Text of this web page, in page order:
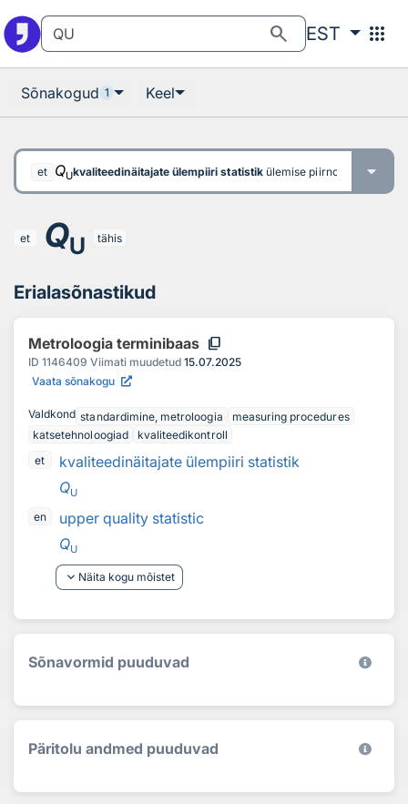
search EST apps
Sõnakogud 1 Keel
et QUkvaliteedinäitajate ülempiiri statistik ülemise piirnormi
et QU tähis
Erialasõnastikud
Metroloogia terminibaas content_copy
ID 1146409 Viimati muudetud 15.07.2025
Vaata sõnakogu
Valdkond standardimine, metroloogia
measuring procedures
katsetehnoloogiad
kvaliteedikontroll
et
kvaliteedinäitajate ülempiiri statistik
QU
en
upper quality statistic
QU
keyboard_arrow_down Näita kogu mõistet
Sõnavormid puuduvad
Päritolu andmed puuduvad